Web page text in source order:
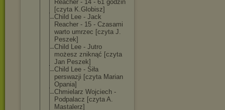
Reacher - 14 - 61 godzin
[czyta K.Globisz]
Child Lee - Jack
Reacher - 15 - Czasami
warto umrzec [czyta J.
Peszek]
Child Lee - Jutro
możesz zniknąć [czyta
Jan Peszek]
Child Lee - Siła
perswazji [czyta Marian
Opania]
Chmielarz Wojciech -
Podpalacz [czyta A.
Mastalerz]